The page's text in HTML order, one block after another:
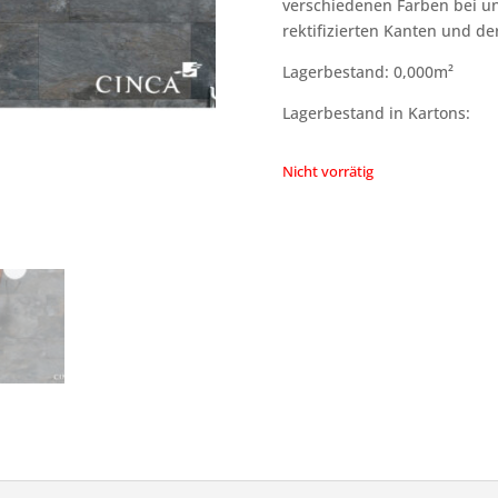
verschiedenen Farben bei
rektifizierten Kanten und
Lagerbestand: 0,000m²
Lagerbestand in Kartons:
Nicht vorrätig